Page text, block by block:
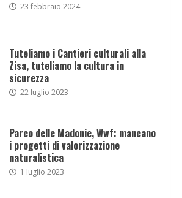
23 febbraio 2024
Tuteliamo i Cantieri culturali alla
Zisa, tuteliamo la cultura in
sicurezza
22 luglio 2023
Parco delle Madonie, Wwf: mancano
i progetti di valorizzazione
naturalistica
1 luglio 2023